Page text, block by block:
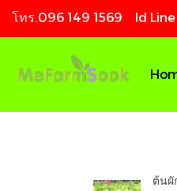
โทร.096 149 1569 Id Line
ต้นผั